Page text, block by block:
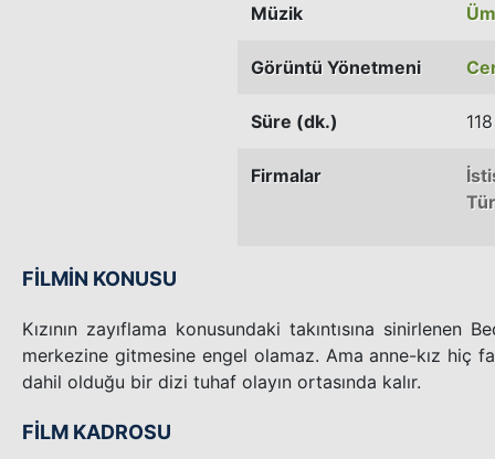
Müzik
Görüntü Yönetmeni
Süre (dk.)
Firmalar
FİLMİN KONUSU
Kızının zayıflama konusundaki takıntısına sinirlenen
merkezine gitmesine engel olamaz. Ama anne-kız hiç
dahil olduğu bir dizi tuhaf olayın ortasında kalır.
FİLM KADROSU